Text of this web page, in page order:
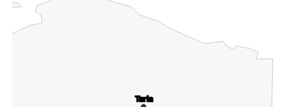
Chart
Map of Indonesia with 3 data series.
Taria
Taria